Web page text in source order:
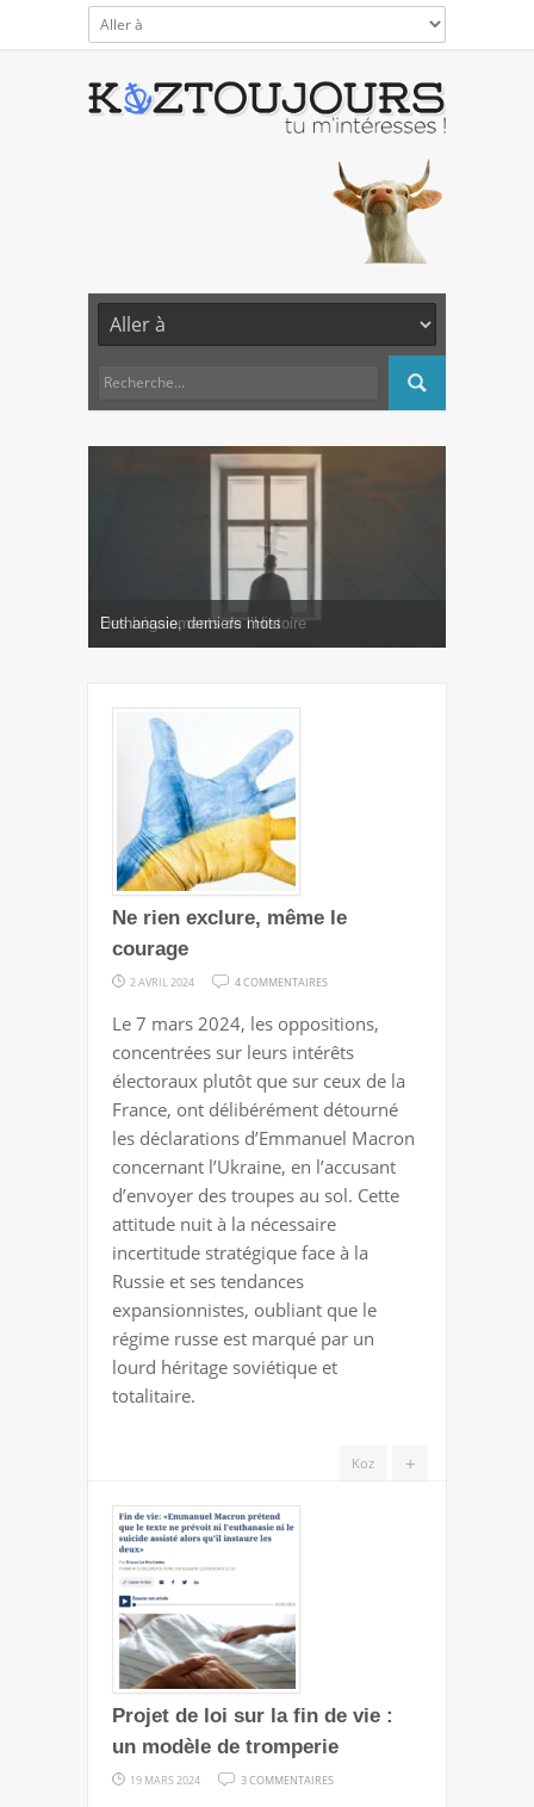
Soleil Noir
Euthanasie, derniers mots
Des bégaiements de l’Histoire
Dernier souffle démocratique
Magnifique humanité !
Pire que la mort ?
Ne rien exclure, même le
courage
2 AVRIL 2024 4 COMMENTAIRES
RIEN
EXCLURE,
MÊME
LE
COURAGE
Le 7 mars 2024, les oppositions,
concentrées sur leurs intérêts
électoraux plutôt que sur ceux de la
France, ont délibérément détourné
les déclarations d’Emmanuel Macron
concernant l’Ukraine, en l’accusant
d’envoyer des troupes au sol. Cette
attitude nuit à la nécessaire
incertitude stratégique face à la
Russie et ses tendances
expansionnistes, oubliant que le
régime russe est marqué par un
lourd héritage soviétique et
totalitaire.
+
Koz
Projet de loi sur la fin de vie :
un modèle de tromperie
19 MARS 2024 3 COMMENTAIRES